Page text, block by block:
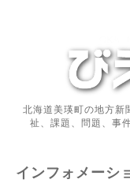
北海道美瑛町の地方新
祉、課題、問題、事
インフォメーシ